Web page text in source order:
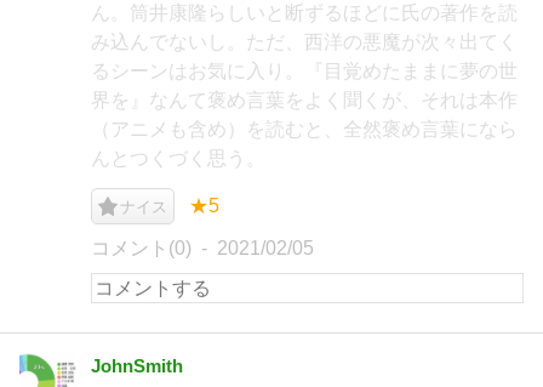
ん。筒井康隆らしいと断ずるほどに氏の著作を読
み込んでないし。ただ、西洋の悪魔が次々出てく
るシーンはお気に入り。『目覚めたままに夢の世
界を』なんて褒め言葉をよく聞くが、それは本作
（アニメも含め）を読むと、全然褒め言葉になら
んとつくづく思う。
ナイス ★5
コメント(0) 2021/02/05
JohnSmith